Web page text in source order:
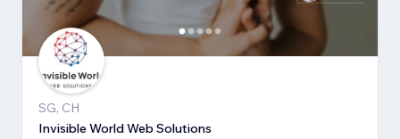
SG, CH
Invisible World Web Solutions